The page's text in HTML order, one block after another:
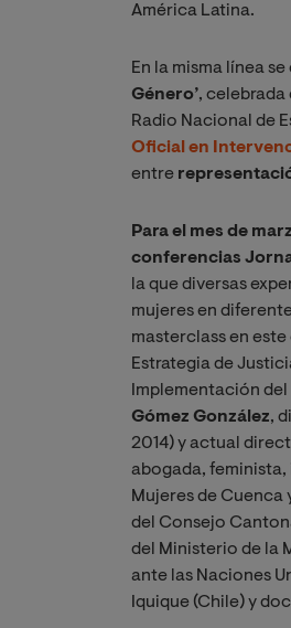
América Latina.
En la misma línea
Género’, celebrada
Radio Nacional de
Oficial en
entre
Para el mes de
conferencias
la que diversas
mujeres en
masterclass en
Estrategia de
Implementación
Gómez González,
2014) y actual
abogada,
Mujeres de Cuenca
del Consejo
del Ministerio de la
ante las Naciones
Iquique (Chile) y